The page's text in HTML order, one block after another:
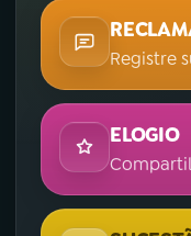
Registre
ELOGIO